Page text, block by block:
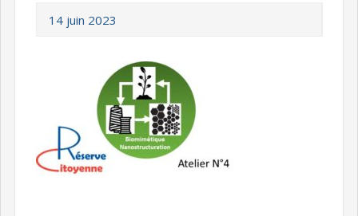
14 juin 2023